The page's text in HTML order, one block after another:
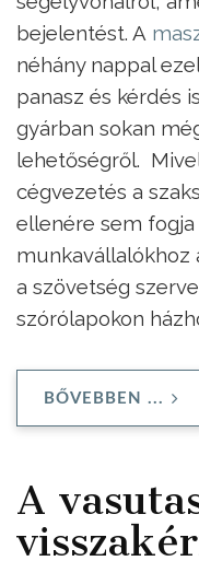
bejelentést. A
néhány nappal
panasz és kérdés
gyárban sokan
lehetőségről.
cégvezetés a
ellenére sem
munkavállalókhoz
a szövetség
szórólapokon
BŐVEBBEN ...
A